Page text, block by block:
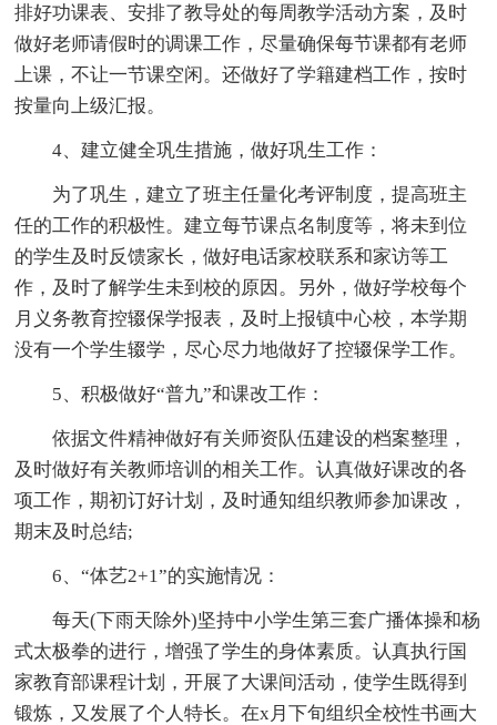
排好功课表、安排了教导处的每周教学活动方案，及时
做好老师请假时的调课工作，尽量确保每节课都有老师
上课，不让一节课空闲。还做好了学籍建档工作，按时
按量向上级汇报。
4、建立健全巩生措施，做好巩生工作：
为了巩生，建立了班主任量化考评制度，提高班主
任的工作的积极性。建立每节课点名制度等，将未到位
的学生及时反馈家长，做好电话家校联系和家访等工
作，及时了解学生未到校的原因。另外，做好学校每个
月义务教育控辍保学报表，及时上报镇中心校，本学期
没有一个学生辍学，尽心尽力地做好了控辍保学工作。
5、积极做好“普九”和课改工作：
依据文件精神做好有关师资队伍建设的档案整理，
及时做好有关教师培训的相关工作。认真做好课改的各
项工作，期初订好计划，及时通知组织教师参加课改，
期末及时总结;
6、“体艺2+1”的实施情况：
每天(下雨天除外)坚持中小学生第三套广播体操和杨
式太极拳的进行，增强了学生的身体素质。认真执行国
家教育部课程计划，开展了大课间活动，使学生既得到
锻炼，又发展了个人特长。在x月下旬组织全校性书画大